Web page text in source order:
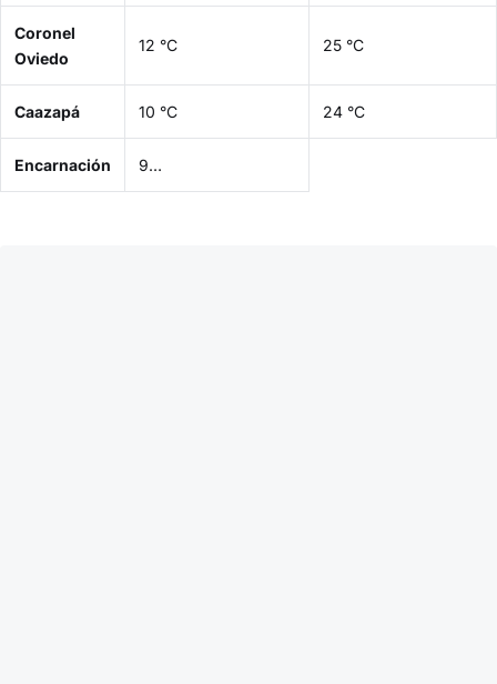
Coronel
Oviedo
12 °C 25 °C
Caazapá 10 °C 24 °C
Encarnación 9…